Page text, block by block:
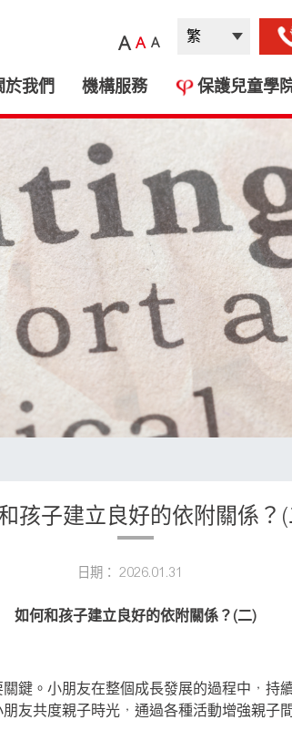
A A A
於我們 機構服務 保護兒童學
孩子建立良好的依附關係？
日期： 2026.01.31
如何和孩子建立良好的依附關係？(二)
鍵。小朋友在整個成長發展的過程中，持
友共度親子時光，通過各種活動增強親子